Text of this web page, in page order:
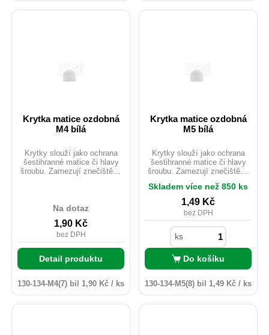
Krytka matice ozdobná
M4 bílá
Krytky slouží jako ochrana
šestihranné matice či hlavy
šroubu. Zamezují znečištění,
Jsou dostupné v různých
venkovní použití.
Na dotaz
1,90 Kč
bez DPH
Detail produktu
130-134-M4(7) bil 1,90 Kč / ks
Krytka matice ozdobná
M5 bílá
Krytky slouží jako ochrana
šestihranné matice či hlavy
šroubu. Zamezují znečištění,
spojovací materiál proti
povětrnostním podmínkám.
Jsou dostupné v různých
barvách. Vhodné i pro
venkovní použití.
Skladem více než 850 ks
1,49 Kč
bez DPH
ks
Do košíku
130-134-M5(8) bil 1,49 Kč / ks